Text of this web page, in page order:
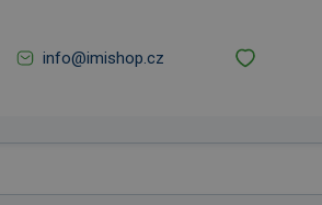
info@imishop.cz